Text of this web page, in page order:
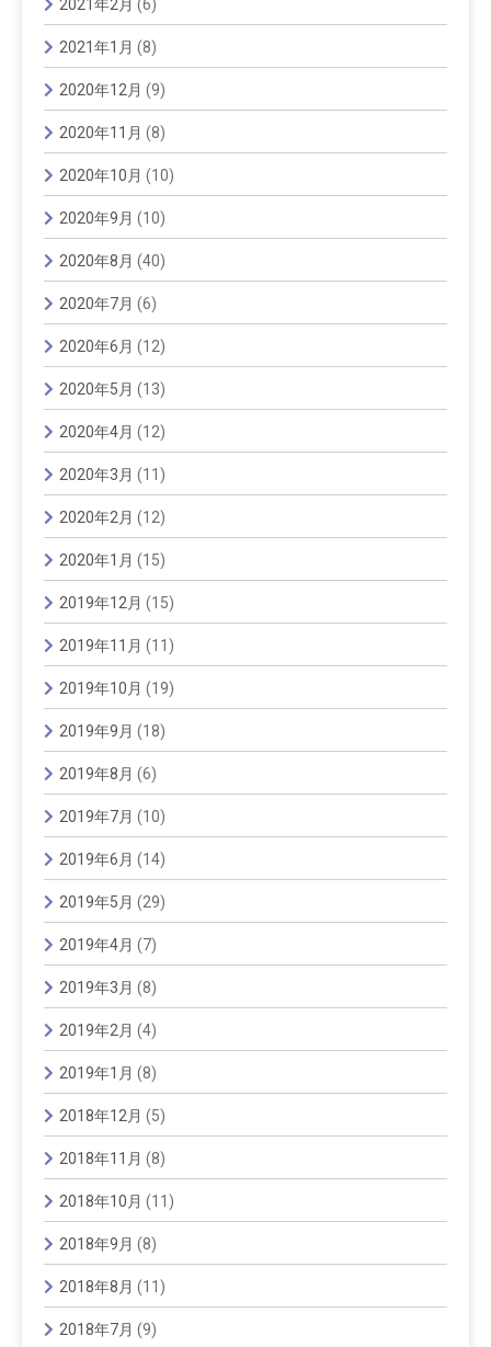
2021年2月 (6)
2021年1月 (8)
2020年12月 (9)
2020年11月 (8)
2020年10月 (10)
2020年9月 (10)
2020年8月 (40)
2020年7月 (6)
2020年6月 (12)
2020年5月 (13)
2020年4月 (12)
2020年3月 (11)
2020年2月 (12)
2020年1月 (15)
2019年12月 (15)
2019年11月 (11)
2019年10月 (19)
2019年9月 (18)
2019年8月 (6)
2019年7月 (10)
2019年6月 (14)
2019年5月 (29)
2019年4月 (7)
2019年3月 (8)
2019年2月 (4)
2019年1月 (8)
2018年12月 (5)
2018年11月 (8)
2018年10月 (11)
2018年9月 (8)
2018年8月 (11)
2018年7月 (9)